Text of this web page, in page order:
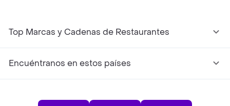
Top Marcas y Cadenas de Restaurantes
Encuéntranos en estos países